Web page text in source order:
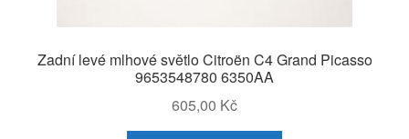
Zadní levé mlhové světlo Citroën C4 Grand Picasso
9653548780 6350AA
605,00 Kč